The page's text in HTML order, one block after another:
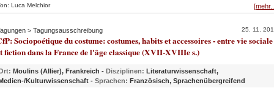
Luca Melchior
> Tagungsausschreibung 25. 11.
Sociopoétique du costume: costumes, habits et accessoires - entre vie sociale
fiction dans la France de l'âge classique (XVII-XVIIIe s.)
Moulins (Allier), Frankreich - Disziplinen: Literaturwissenschaft,
Kulturwissenschaft - Sprachen: Französisch, Sprachenübergreifend